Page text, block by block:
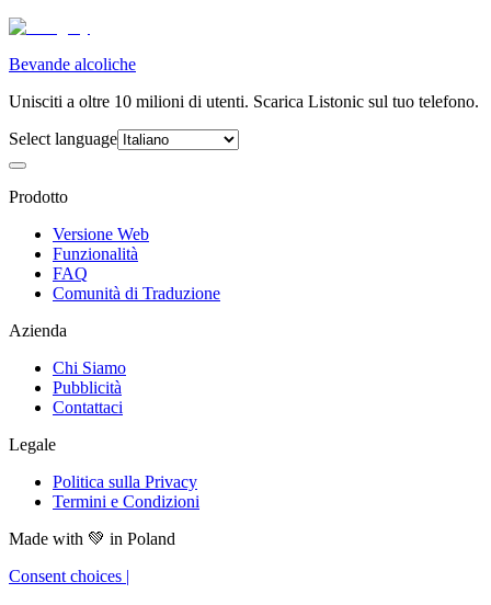
Bevande alcoliche
Unisciti a oltre 10 milioni di utenti. Scarica Listonic sul tuo telefono.
Select language
Prodotto
Versione Web
Funzionalità
FAQ
Comunità di Traduzione
Azienda
Chi Siamo
Pubblicità
Contattaci
Legale
Politica sulla Privacy
Termini e Condizioni
Made with 💚 in Poland
Consent choices |